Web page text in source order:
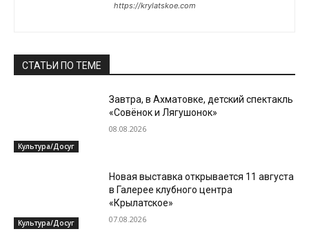
https://krylatskoe.com
СТАТЬИ ПО ТЕМЕ
Культура/Досуг
Завтра, в Ахматовке, детский спектакль
«Совёнок и Лягушонок»
08.08.2026
Культура/Досуг
Новая выставка открывается 11 августа
в Галерее клубного центра
«Крылатское»
07.08.2026